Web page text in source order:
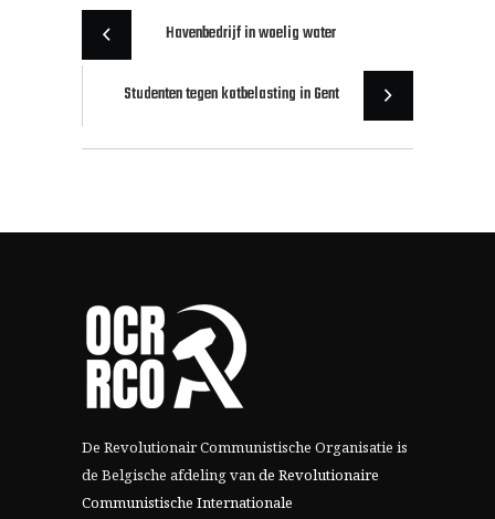
Havenbedrijf in woelig water
Studenten tegen kotbelasting in Gent
De Revolutionair Communistische Organisatie is
de Belgische afdeling vande Revolutionaire
Communistische Internationale